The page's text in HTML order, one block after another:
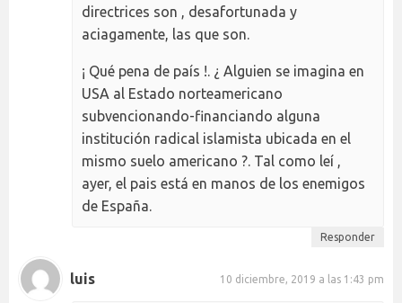
directrices son , desafortunada y
aciagamente, las que son.
¡ Qué pena de país !. ¿ Alguien se imagina en
USA al Estado norteamericano
subvencionando-financiando alguna
institución radical islamista ubicada en el
mismo suelo americano ?. Tal como leí ,
ayer, el pais está en manos de los enemigos
de España.
Responder
luis 10 diciembre, 2019 a las 1:43 pm